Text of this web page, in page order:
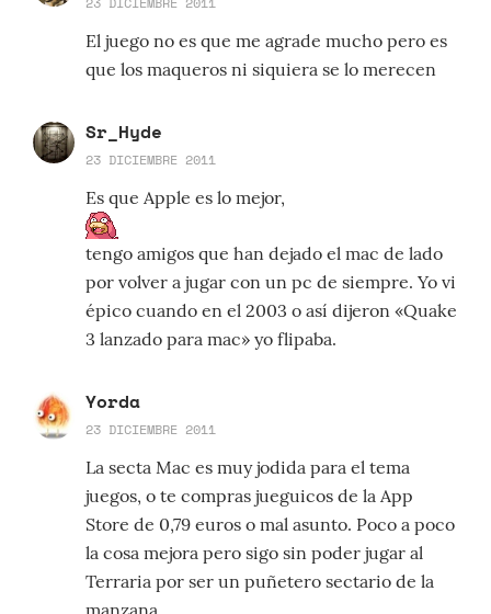
El juego no es que me agrade mucho pero es
que los maqueros ni siquiera se lo merecen
Sr_Hyde
23 DICIEMBRE 2011
Es que Apple es lo mejor,
tengo amigos que han dejado el mac de lado
por volver a jugar con un pc de siempre. Yo vi
épico cuando en el 2003 o así dijeron «Quake
3 lanzado para mac» yo flipaba.
Yorda
23 DICIEMBRE 2011
La secta Mac es muy jodida para el tema
juegos, o te compras jueguicos de la App
Store de 0,79 euros o mal asunto. Poco a poco
la cosa mejora pero sigo sin poder jugar al
Terraria por ser un puñetero sectario de la